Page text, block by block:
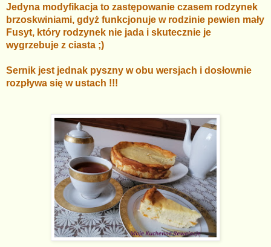
Jedyna modyfikacja to zastępowanie czasem rodzynek
brzoskwiniami, gdyż funkcjonuje w rodzinie pewien mały
Fusyt, który rodzynek nie jada i skutecznie je
wygrzebuje z ciasta ;)
Sernik jest jednak pyszny w obu wersjach i dosłownie
rozpływa się w ustach !!!